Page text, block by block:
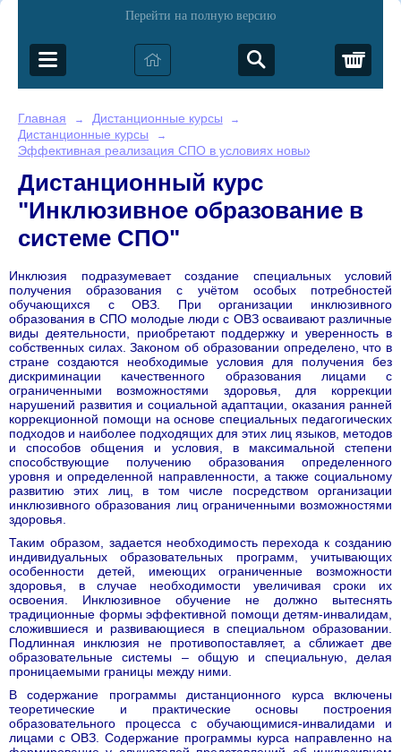
Перейти на полную версию
Главная → Дистанционные курсы →
Дистанционные курсы →
Эффективная реализация СПО в условиях новых ФГОС
Дистанционный курс
"Инклюзивное образование в
системе СПО"
Инклюзия подразумевает создание специальных условий
получения образования с учётом особых потребностей
обучающихся с ОВЗ. При организации инклюзивного
образования в СПО молодые люди с ОВЗ осваивают различные
виды деятельности, приобретают поддержку и уверенность в
собственных силах. Законом об образовании определено, что в
стране создаются необходимые условия для получения без
дискриминации качественного образования лицами с
ограниченными возможностями здоровья, для коррекции
нарушений развития и социальной адаптации, оказания ранней
коррекционной помощи на основе специальных педагогических
подходов и наиболее подходящих для этих лиц языков, методов
и способов общения и условия, в максимальной степени
способствующие получению образования определенного
уровня и определенной направленности, а также социальному
развитию этих лиц, в том числе посредством организации
инклюзивного образования лиц ограниченными возможностями
здоровья.
Таким образом, задается необходимость перехода к созданию
индивидуальных образовательных программ, учитывающих
особенности детей, имеющих ограниченные возможности
здоровья, в случае необходимости увеличивая сроки их
освоения. Инклюзивное обучение не должно вытеснять
традиционные формы эффективной помощи детям-инвалидам,
сложившиеся и развивающиеся в специальном образовании.
Подлинная инклюзия не противопоставляет, а сближает две
образовательные системы – общую и специальную, делая
проницаемыми границы между ними.
В содержание программы дистанционного курса включены
теоретические и практические основы построения
образовательного процесса с обучающимися-инвалидами и
лицами с ОВЗ. Содержание программы курса направленно на